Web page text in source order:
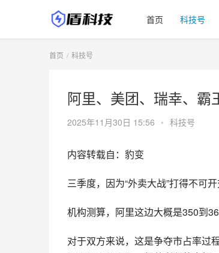
首页 科技号
首页 科技号
阿里、美团、瑞幸、
2025年11月30日 15:56 • 科技号
内容转载自：豹变
三季度，因为“外卖大战”打得不可
机构测算，阿里这边大概是350到
对于双方来说，这是争夺市占率过